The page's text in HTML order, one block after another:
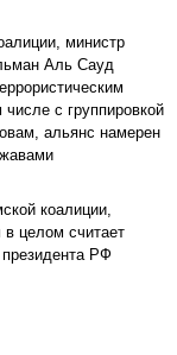
министр
Аль Сауд
с группировкой
альянс намерен
коалиции,
целом считает
РФ
(Антон